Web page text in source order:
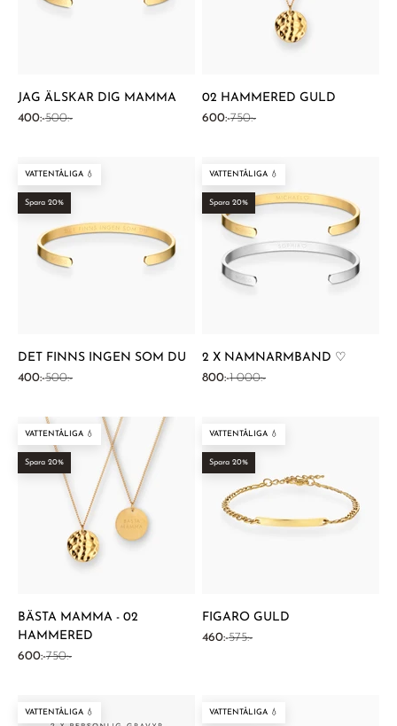
JAG ÄLSKAR DIG MAMMA
REA-pris
400:-Pris
500:-
02 HAMMERED GULD
REA-pris
600:-Pris
750:-
VATTENTÅLIGA 💧
Spara 20%
DET FINNS INGEN SOM DU
REA-pris
400:-Pris
500:-
VATTENTÅLIGA 💧
Spara 20%
2 X NAMNARMBAND ♡
REA-pris
800:-Pris
1 000:-
VATTENTÅLIGA 💧
Spara 20%
BÄSTA MAMMA - 02
HAMMERED
REA-pris
600:-Pris
750:-
VATTENTÅLIGA 💧
Spara 20%
FIGARO GULD
REA-pris
460:-Pris
575:-
VATTENTÅLIGA 💧 VATTENTÅLIGA 💧